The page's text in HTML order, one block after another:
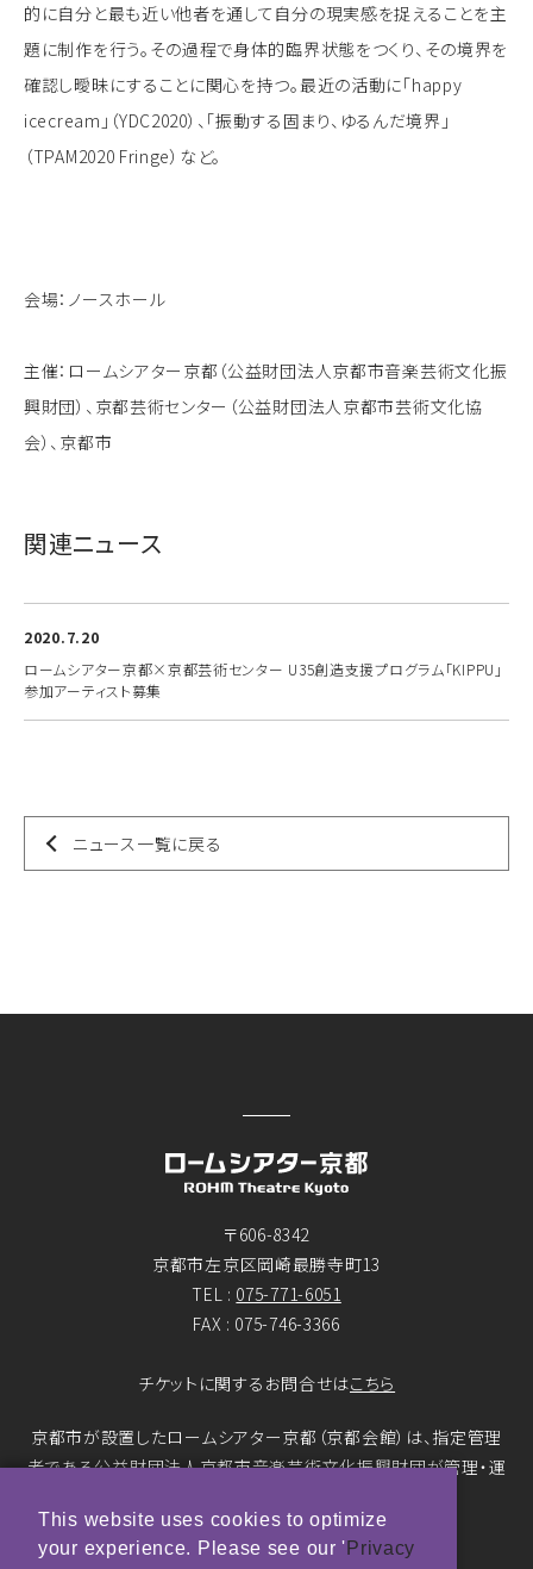
的に自分と最も近い他者を通して自分の現実感を捉えることを主
題に制作を行う。その過程で身体的臨界状態をつくり、その境界を
確認し曖昧にすることに関心を持つ。最近の活動に「happy
icecream」（YDC2020）、「振動する固まり、ゆるんだ境界」
（TPAM2020 Fringe）など。
会場：ノースホール
主催：ロームシアター京都（公益財団法人京都市音楽芸術文化振
興財団）、京都芸術センター（公益財団法人京都市芸術文化協
会）、京都市
関連ニュース
2020.7.20
ロームシアター京都×京都芸術センター U35創造支援プログラム「KIPPU」
参加アーティスト募集
ニュース一覧に戻る
〒606-8342
京都市左京区岡崎最勝寺町13
TEL : 075-771-6051
FAX : 075-746-3366
チケットに関するお問合せはこちら
京都市が設置したロームシアター京都（京都会館）は、指定管理
者である公益財団法人京都市音楽芸術文化振興財団が管理・運
© ROHM Theatre Kyoto. All rights reserved.
This website uses cookies to optimize
your experience. Please see our ' Privacy